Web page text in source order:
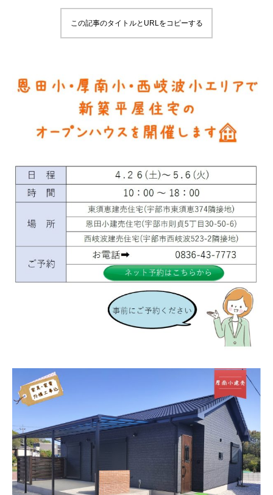
この記事のタイトルとURLをコピーする